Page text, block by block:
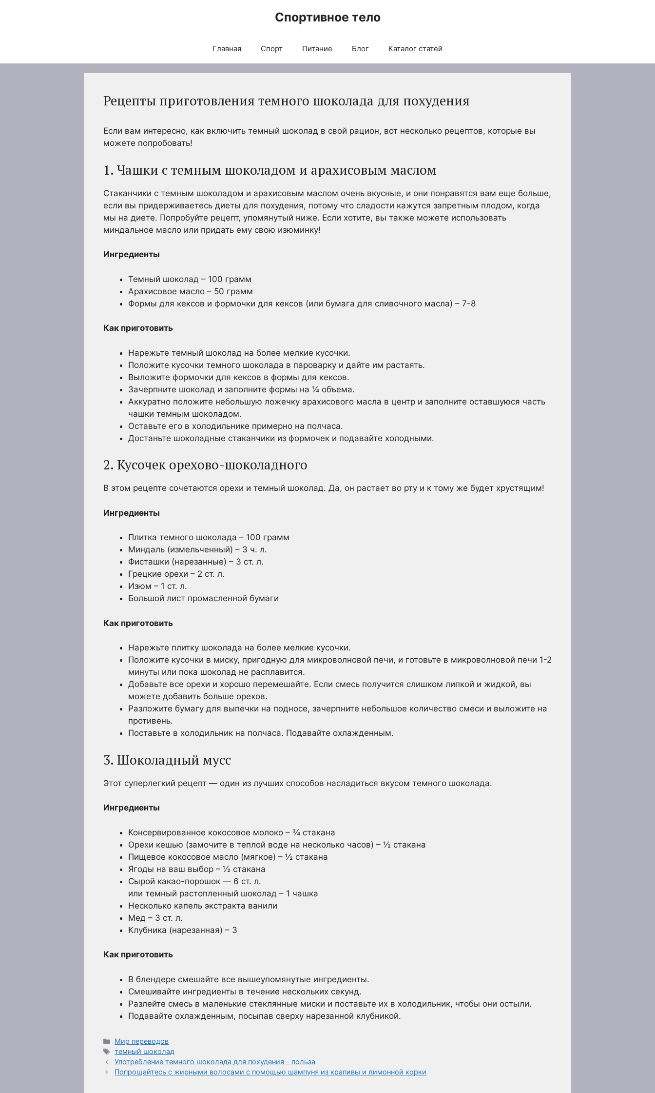
Спортивное тело
Главная Спорт Питание Блог Каталог статей
Рецепты приготовления темного шоколада для похудения
Если вам интересно, как включить темный шоколад в свой рацион, вот несколько рецептов, которые вы
можете попробовать!
1. Чашки с темным шоколадом и арахисовым маслом
Стаканчики с темным шоколадом и арахисовым маслом очень вкусные, и они понравятся вам еще больше,
если вы придерживаетесь диеты для похудения, потому что сладости кажутся запретным плодом, когда
мы на диете. Попробуйте рецепт, упомянутый ниже. Если хотите, вы также можете использовать
миндальное масло или придать ему свою изюминку!
Ингредиенты
Темный шоколад – 100 грамм
Арахисовое масло – 50 грамм
Формы для кексов и формочки для кексов (или бумага для сливочного масла) – 7-8
Как приготовить
Нарежьте темный шоколад на более мелкие кусочки.
Положите кусочки темного шоколада в пароварку и дайте им растаять.
Выложите формочки для кексов в формы для кексов.
Зачерпните шоколад и заполните формы на ¼ объема.
Аккуратно положите небольшую ложечку арахисового масла в центр и заполните оставшуюся часть
чашки темным шоколадом.
Оставьте его в холодильнике примерно на полчаса.
Достаньте шоколадные стаканчики из формочек и подавайте холодными.
2. Кусочек орехово-шоколадного
В этом рецепте сочетаются орехи и темный шоколад. Да, он растает во рту и к тому же будет хрустящим!
Ингредиенты
Плитка темного шоколада – 100 грамм
Миндаль (измельченный) – 3 ч. л.
Фисташки (нарезанные) – 3 ст. л.
Грецкие орехи – 2 ст. л.
Изюм – 1 ст. л.
Большой лист промасленной бумаги
Как приготовить
Нарежьте плитку шоколада на более мелкие кусочки.
Положите кусочки в миску, пригодную для микроволновой печи, и готовьте в микроволновой печи 1-2
минуты или пока шоколад не расплавится.
Добавьте все орехи и хорошо перемешайте. Если смесь получится слишком липкой и жидкой, вы
можете добавить больше орехов.
Разложите бумагу для выпечки на подносе, зачерпните небольшое количество смеси и выложите на
противень.
Поставьте в холодильник на полчаса. Подавайте охлажденным.
3. Шоколадный мусс
Этот суперлегкий рецепт — один из лучших способов насладиться вкусом темного шоколада.
Ингредиенты
Консервированное кокосовое молоко – ¾ стакана
Орехи кешью (замочите в теплой воде на несколько часов) – ½ стакана
Пищевое кокосовое масло (мягкое) – ½ стакана
Ягоды на ваш выбор – ½ стакана
Сырой какао-порошок — 6 ст. л.
или темный растопленный шоколад – 1 чашка
Несколько капель экстракта ванили
Мед – 3 ст. л.
Клубника (нарезанная) – 3
Как приготовить
В блендере смешайте все вышеупомянутые ингредиенты.
Смешивайте ингредиенты в течение нескольких секунд.
Разлейте смесь в маленькие стеклянные миски и поставьте их в холодильник, чтобы они остыли.
Подавайте охлажденным, посыпав сверху нарезанной клубникой.
Рубрики
Мир переводов
Метки
темный шоколад
Употребление темного шоколада для похудения – польза
Попрощайтесь с жирными волосами с помощью шампуня из крапивы и лимонной корки